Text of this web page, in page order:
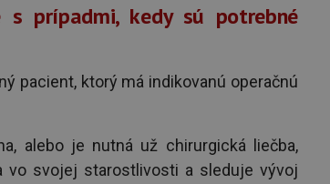
prípadmi, kedy sú potrebné
pacient, ktorý má indikovanú operačnú
alebo je nutná už chirurgická liečba,
vo svojej starostlivosti a sleduje vývoj